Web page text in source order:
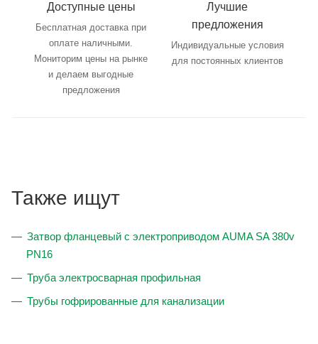
Доступные цены
Бесплатная доставка при
оплате наличными.
Мониторим цены на рынке
и делаем выгодные
предложения
Лучшие
предложения
Индивидуальные условия
для постоянных клиентов
Также ищут
Затвор фланцевый с электроприводом AUMA SA 380v
PN16
Труба электросварная профильная
Трубы гофрированные для канализации